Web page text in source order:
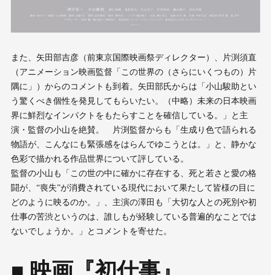
また、矢田部吉彦（前東京国際映画祭ディレクター）、片渕須直
（アニメーション映画監督「この世界の（さらにいくつもの）片
隅に」）からのコメントも到着。矢田部氏からは「小山駿助とい
う驚くべき個性を発見してもらいたい。（中略）未来の日本映画
界に鮮烈なインパクトをもたらすことを確信している。」と主
演・監督の小山を絶賛。 片渕監督からも「生成り色で語られる
物語が、こんなにも緊張感をはらんでゆこうとは。」と、静かな
色彩で描かれる作品世界について評している。
監督の小山も「この世の中に確かに存在する、死と若さと愛の格
闘が、“喪失”が消費されている現代において果たして皆様の目に
どのように映るのか。」、主演の澤田も「大切な人との死別や初
仕事の苦渋というのは、誰しもが経験している普遍的なことでは
ないでしょうか。」とコメントを寄せた。